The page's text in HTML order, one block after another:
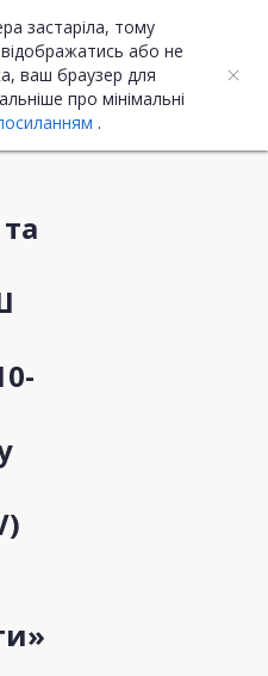
застаріла, тому
або не
ваш браузер для
про мінімальні
.
UA ENG
закупівлю